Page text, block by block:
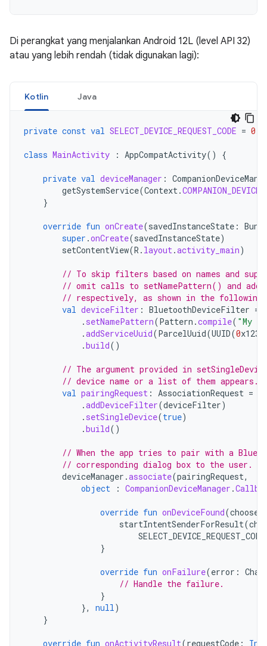
Di perangkat yang menjalankan Android 12L (level API 32)
atau yang lebih rendah (tidak digunakan lagi):
Kotlin Java
private const val SELECT_DEVICE_REQUEST_CODE = 0
class MainActivity : AppCompatActivity() {
private val deviceManager :
getSystemService(Context .
}
override fun onCreate(savedInstanceState :
super .onCreate(savedInstanceState)
setContentView(R . layout .activity_main)
// To skip filters based on names and
// omit calls to setNamePattern() and
// respectively, as shown in the following
val deviceFilter : BluetoothDeviceFilter =
. setNamePattern(Pattern .compile( "My
.addServiceUuid(ParcelUuid(UUID(0
.build()
// The argument provided in
// device name or a list of them appears.
val pairingRequest : AssociationRequest =
.addDeviceFilter(deviceFilter)
. setSingleDevice(true)
.build()
// When the app tries to pair with a
// corresponding dialog box to the user.
deviceManager .associate(pairingRequest,
object
: CompanionDeviceManager .
override fun onDeviceFound(
startIntentSenderForResult(
SELECT_DEVICE_REQUEST_CODE
}
override fun onFailure(error :
// Handle the failure.
}
},
null )
}
override fun onActivityResult(requestCode : Int